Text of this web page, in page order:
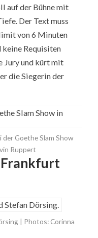
auf der Bühne mit
Der Text muss
von 6 Minuten
Requisiten
Jury und kürt mit
die Siegerin der
Goethe Slam Show
Ruppert
Frankfurt
| Photos: Corinna